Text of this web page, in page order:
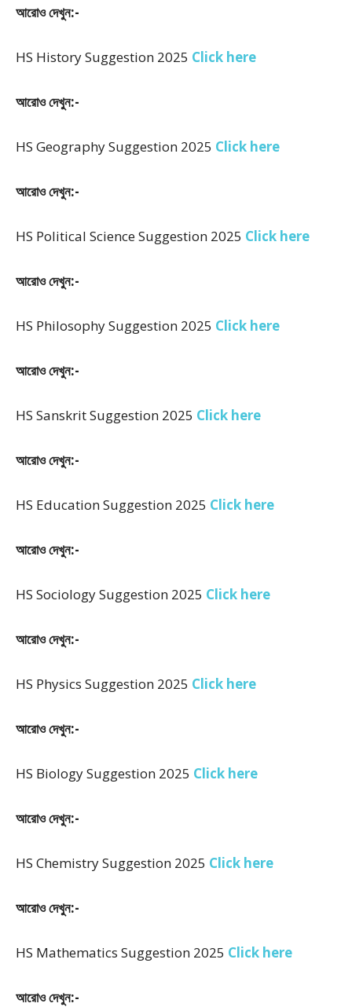
আরোও দেখুন:-
HS History Suggestion 2025 Click here
আরোও দেখুন:-
HS Geography Suggestion 2025 Click here
আরোও দেখুন:-
HS Political Science Suggestion 2025 Click here
আরোও দেখুন:-
HS Philosophy Suggestion 2025 Click here
আরোও দেখুন:-
HS Sanskrit Suggestion 2025 Click here
আরোও দেখুন:-
HS Education Suggestion 2025 Click here
আরোও দেখুন:-
HS Sociology Suggestion 2025 Click here
আরোও দেখুন:-
HS Physics Suggestion 2025 Click here
আরোও দেখুন:-
HS Biology Suggestion 2025 Click here
আরোও দেখুন:-
HS Chemistry Suggestion 2025 Click here
আরোও দেখুন:-
HS Mathematics Suggestion 2025 Click here
আরোও দেখুন:-